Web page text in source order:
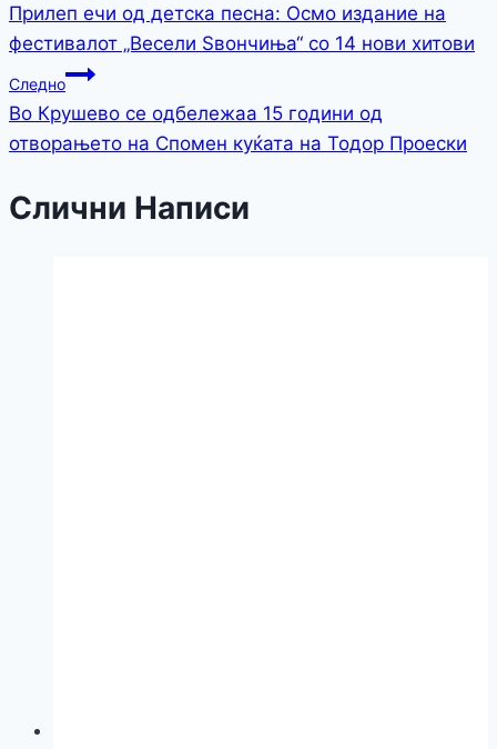
Прилеп ечи од детска песна: Осмо издание на
фестивалот „Весели Ѕвончиња“ со 14 нови хитови
Следно
Во Крушево се одбележаа 15 години од
отворањето на Спомен куќата на Тодор Проески
Слични Написи